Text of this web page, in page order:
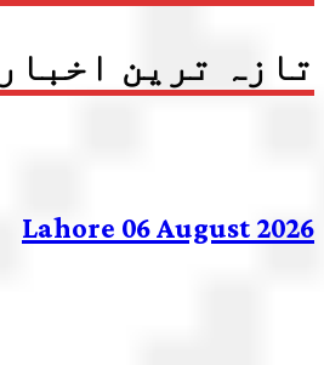
تازہ ترین اخبار
Lahore 06 August 2026